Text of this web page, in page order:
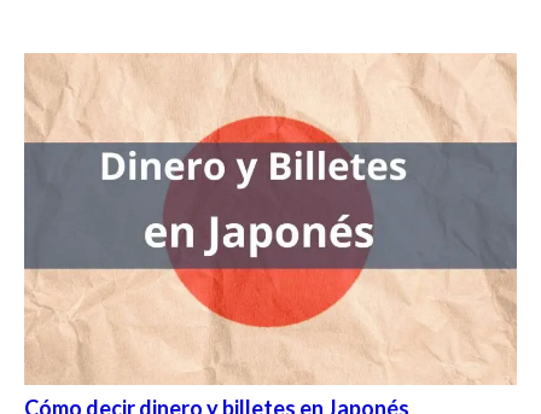
Cómo decir dinero y billetes en Japonés